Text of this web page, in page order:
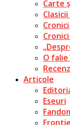
Carte
O
Articole
Eseuri